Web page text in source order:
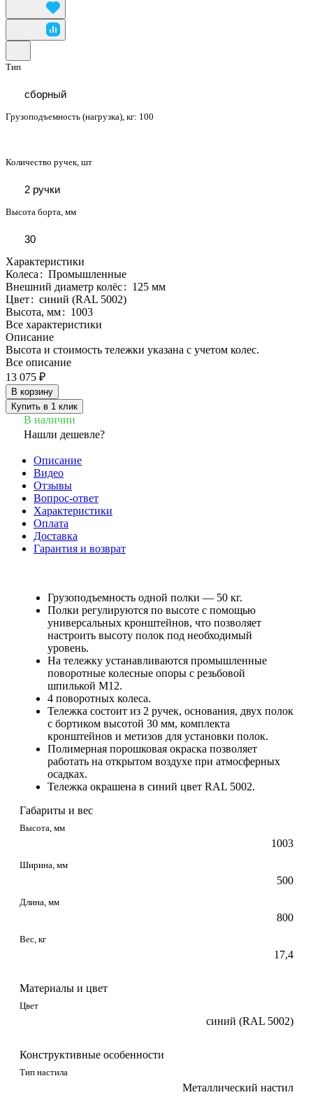
Тип
сборный
Грузоподъемность (нагрузка), кг: 100
Количество ручек, шт
2 ручки
Высота борта, мм
30
Характеристики
Колеса : Промышленные
Внешний диаметр колёс: 125 мм
Цвет: синий (RAL 5002)
Высота, мм: 1003
Все характеристики
Описание
Высота и стоимость тележки указана с учетом колес.
Все описание
13 075 ₽
В корзину
Купить в 1 клик
В наличии
Нашли дешевле?
Описание
Видео
Отзывы
Вопрос-ответ
Характеристики
Оплата
Доставка
Гарантия и возврат
Грузоподъемность одной полки — 50 кг.
Полки регулируются по высоте с помощью
универсальных кронштейнов, что позволяет
настроить высоту полок под необходимый
уровень.
На тележку устанавливаются промышленные
поворотные колесные опоры с резьбовой
шпилькой М12.
4 поворотных колеса.
Тележка состоит из 2 ручек, основания, двух полок
с бортиком высотой 30 мм, комплекта
кронштейнов и метизов для установки полок.
Полимерная порошковая окраска позволяет
работать на открытом воздухе при атмосферных
осадках.
Тележка окрашена в синий цвет RAL 5002.
Габариты и вес
Высота, мм
1003
Ширина, мм
500
Длина, мм
800
Вес, кг
17,4
Материалы и цвет
Цвет
синий (RAL 5002)
Конструктивные особенности
Тип настила
Металлический настил